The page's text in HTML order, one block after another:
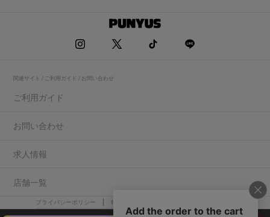
関連サイト / ご利用ガイド / お問い合わせ
ご利用ガイド
お問い合わせ
求人情報
店舗一覧
プライバシーポリシー 特定商取引法に基づく表記